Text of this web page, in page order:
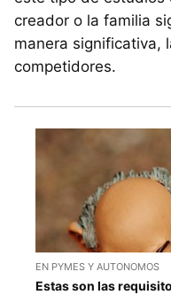
creador o la familia
manera significativa,
competidores.
EN PYMES Y AUTONOMOS
Estas son las